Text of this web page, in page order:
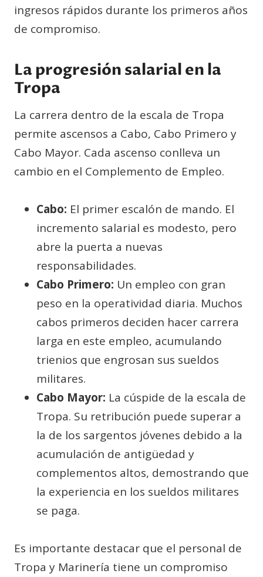
ingresos rápidos durante los primeros años
de compromiso.
La progresión salarial en la
Tropa
La carrera dentro de la escala de Tropa
permite ascensos a Cabo, Cabo Primero y
Cabo Mayor. Cada ascenso conlleva un
cambio en el Complemento de Empleo.
Cabo: El primer escalón de mando. El
incremento salarial es modesto, pero
abre la puerta a nuevas
responsabilidades.
Cabo Primero: Un empleo con gran
peso en la operatividad diaria. Muchos
cabos primeros deciden hacer carrera
larga en este empleo, acumulando
trienios que engrosan sus sueldos
militares.
Cabo Mayor: La cúspide de la escala de
Tropa. Su retribución puede superar a
la de los sargentos jóvenes debido a la
acumulación de antigüedad y
complementos altos, demostrando que
la experiencia en los sueldos militares
se paga.
Es importante destacar que el personal de
Tropa y Marinería tiene un compromiso